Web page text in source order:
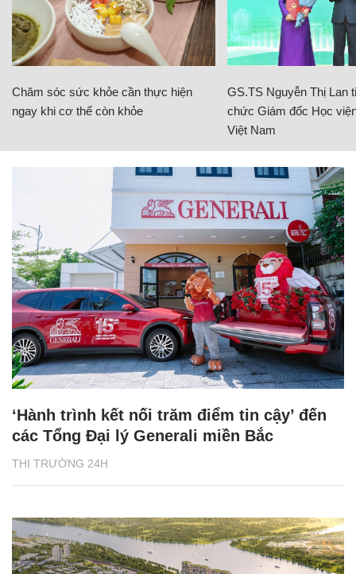
Chăm sóc sức khỏe cần thực hiện
ngay khi cơ thể còn khỏe
GS.TS Nguyễn Thị Lan
chức Giám đốc Học
Việt Nam
THỊ TRƯỜNG 24H
‘Hành trình kết nối trăm điểm tin cậy’ đến
các Tổng Đại lý Generali miền Bắc